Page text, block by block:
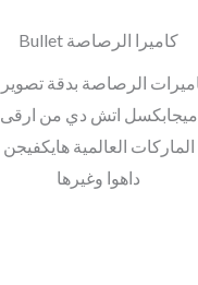
كاميرا الرصاصة Bullet
ميجابكسل اتش دي من ارقى
الماركات العالمية هايكفيجن
داهوا وغيرها